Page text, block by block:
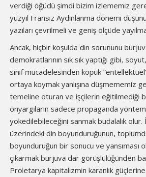
verdiği öğüdü şimdi bizim izlememiz
yüzyıl Fransız Aydınlanma dönemi
yazıları çevrilmeli ve geniş ölçüde
Ancak, hiçbir koşulda din sorununu
demokratlarının sık sık yaptığı gibi,
sınıf mücadelesinden kopuk
ortaya koymak yanlışına düşmememiz
temeline oturan ve işçilerin eğitilmediği
önyargıların sadece propaganda
yokedilebileceğini sanmak budalalık olur.
üzerindeki din boyunduruğunun,
boyunduruğun bir sonucu ve yansıması
çıkarmak burjuva dar görüşlülüğünden
Proletarya kapitalizmin karanlık güçlerine